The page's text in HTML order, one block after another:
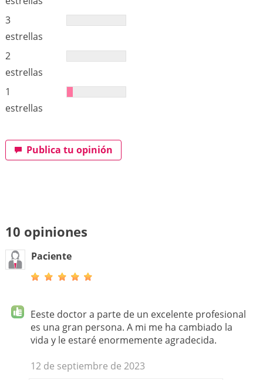
3
estrellas
2
estrellas
1
estrellas
Publica tu opinión
10 opiniones
Paciente
Eeste doctor a parte de un excelente profesional
es una gran persona. A mi me ha cambiado la
vida y le estaré enormemente agradecida.
12 de septiembre de 2023